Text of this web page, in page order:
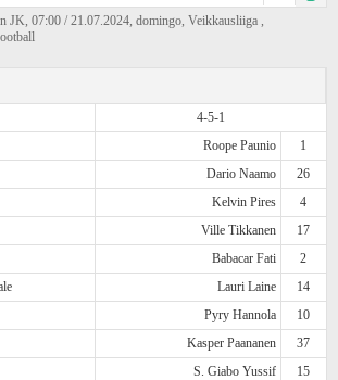
JK, 07:00 / 21.07.2024, domingo, Veikkausliiga ,
4-5-1
Roope Paunio
1
Dario Naamo
26
Kelvin Pires
4
Ville Tikkanen
17
Babacar Fati
2
Lauri Laine
14
Pyry Hannola
10
Kasper Paananen
37
S. Giabo Yussif
15